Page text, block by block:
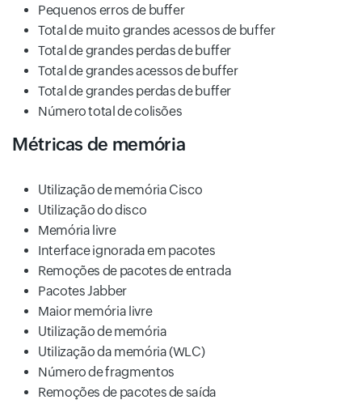
Pequenos erros de buffer
Total de muito grandes acessos de buffer
Total de grandes perdas de buffer
Total de grandes acessos de buffer
Total de grandes perdas de buffer
Número total de colisões
Métricas de memória
Utilização de memória Cisco
Utilização do disco
Memória livre
Interface ignorada em pacotes
Remoções de pacotes de entrada
Pacotes Jabber
Maior memória livre
Utilização de memória
Utilização da memória (WLC)
Número de fragmentos
Remoções de pacotes de saída